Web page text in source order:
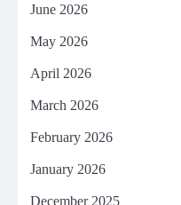
June 2026
May 2026
April 2026
March 2026
February 2026
January 2026
December 2025